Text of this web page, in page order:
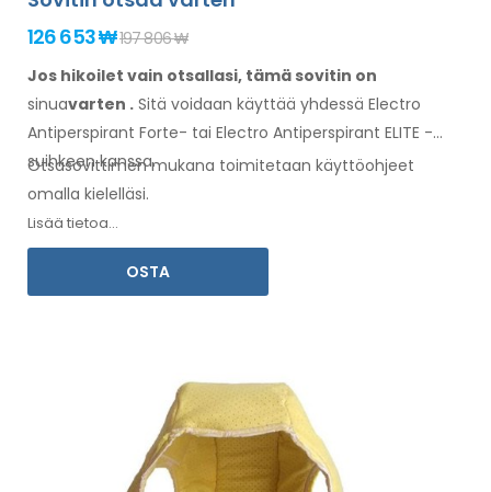
126 653 ₩197 806 ₩
Jos hikoilet vain otsallasi, tämä sovitin on
sinuavarten . Sitä voidaan käyttää yhdessä Electro
Antiperspirant Forte- tai Electro Antiperspirant ELITE -
suihkeen kanssa.
Otsasovittimenmukana toimitetaan käyttöohjeet
omalla kielelläsi.
Lisää tietoa...
OSTA